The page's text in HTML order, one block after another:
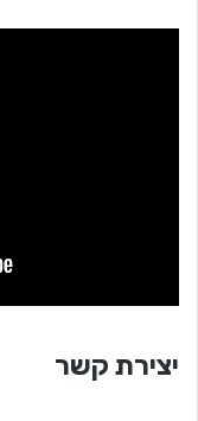
יצירת קשר